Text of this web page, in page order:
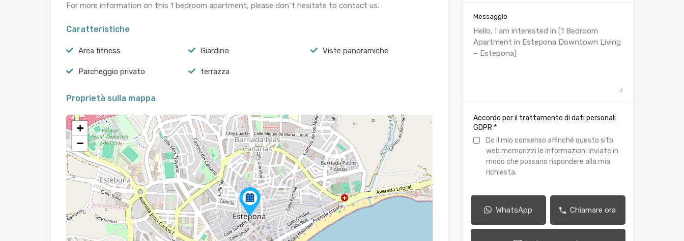
For more information on this 1 bedroom apartment, please don´t hesitate to contact us.
Caratteristiche
Area fitness Giardino Viste panoramiche
Parcheggio privato terrazza
Proprietà sulla mappa
+
−
Messaggio
Accordo per il trattamento di dati personali
GDPR *
Do il mio consenso affinché questo sito
web memorizzi le informazioni inviate in
modo che possano rispondere alla mia
richiesta.
WhatsApp Chiamare ora